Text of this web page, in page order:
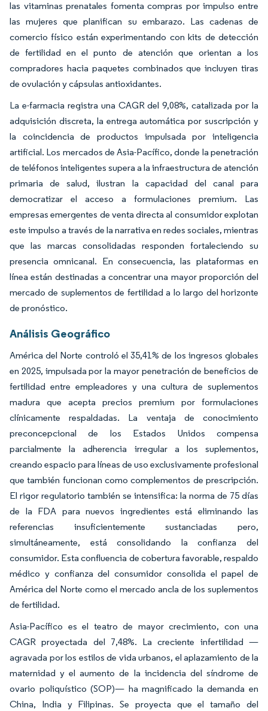
las vitaminas prenatales fomenta compras por impulso entre
las mujeres que planifican su embarazo. Las cadenas de
comercio físico están experimentando con kits de detección
de fertilidad en el punto de atención que orientan a los
compradores hacia paquetes combinados que incluyen tiras
de ovulación y cápsulas antioxidantes.
La e-farmacia registra una CAGR del 9,08%, catalizada por la
adquisición discreta, la entrega automática por suscripción y
la coincidencia de productos impulsada por inteligencia
artificial. Los mercados de Asia-Pacífico, donde la penetración
de teléfonos inteligentes supera a la infraestructura de atención
primaria de salud, ilustran la capacidad del canal para
democratizar el acceso a formulaciones premium. Las
empresas emergentes de venta directa al consumidor explotan
este impulso a través de la narrativa en redes sociales, mientras
que las marcas consolidadas responden fortaleciendo su
presencia omnicanal. En consecuencia, las plataformas en
línea están destinadas a concentrar una mayor proporción del
mercado de suplementos de fertilidad a lo largo del horizonte
de pronóstico.
Análisis Geográfico
América del Norte controló el 35,41% de los ingresos globales
en 2025, impulsada por la mayor penetración de beneficios de
fertilidad entre empleadores y una cultura de suplementos
madura que acepta precios premium por formulaciones
clínicamente respaldadas. La ventaja de conocimiento
preconcepcional de los Estados Unidos compensa
parcialmente la adherencia irregular a los suplementos,
creando espacio para líneas de uso exclusivamente profesional
que también funcionan como complementos de prescripción.
El rigor regulatorio también se intensifica: la norma de 75 días
de la FDA para nuevos ingredientes está eliminando las
referencias insuficientemente sustanciadas pero,
simultáneamente, está consolidando la confianza del
consumidor. Esta confluencia de cobertura favorable, respaldo
médico y confianza del consumidor consolida el papel de
América del Norte como el mercado ancla de los suplementos
de fertilidad.
Asia-Pacífico es el teatro de mayor crecimiento, con una
CAGR proyectada del 7,48%. La creciente infertilidad —
agravada por los estilos de vida urbanos, el aplazamiento de la
maternidad y el aumento de la incidencia del síndrome de
ovario poliquístico (SOP)— ha magnificado la demanda en
China, India y Filipinas. Se proyecta que el tamaño del